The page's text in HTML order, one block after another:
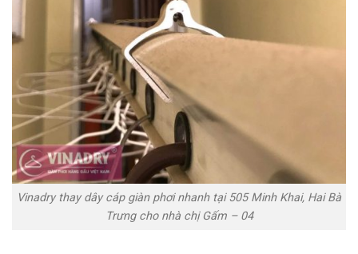
Vinadry thay dây cáp giàn phơi nhanh tại 505 Minh Khai, Hai Bà
Trưng cho nhà chị Gấm – 04